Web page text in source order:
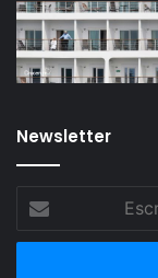
Newsletter
correo